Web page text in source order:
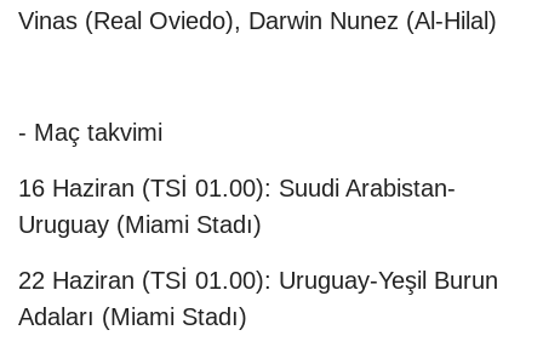
Vinas (Real Oviedo), Darwin Nunez (Al-Hilal)
- Maç takvimi
16 Haziran (TSİ 01.00): Suudi Arabistan-
Uruguay (Miami Stadı)
22 Haziran (TSİ 01.00): Uruguay-Yeşil Burun
Adaları (Miami Stadı)